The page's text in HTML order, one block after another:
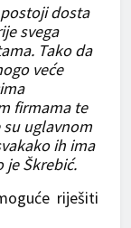
dosta
svega
Tako da
veće
firmama te
uglavnom
ih ima
je Škrebić.
riješiti